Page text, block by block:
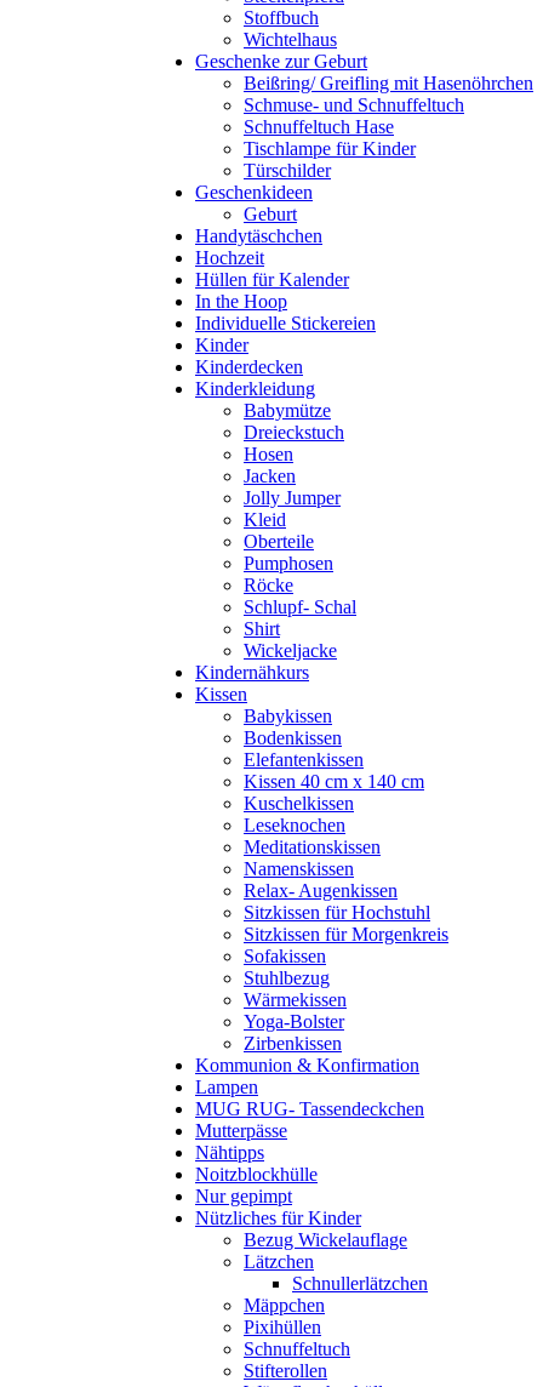
Stoffbuch
Wichtelhaus
Geschenke zur Geburt
Beißring/ Greifling mit Hasenöhrchen
Schmuse- und Schnuffeltuch
Schnuffeltuch Hase
Tischlampe für Kinder
Türschilder
Geschenkideen
Geburt
Handytäschchen
Hochzeit
Hüllen für Kalender
In the Hoop
Individuelle Stickereien
Kinder
Kinderdecken
Kinderkleidung
Babymütze
Dreieckstuch
Hosen
Jacken
Jolly Jumper
Kleid
Oberteile
Pumphosen
Röcke
Schlupf- Schal
Shirt
Wickeljacke
Kindernähkurs
Kissen
Babykissen
Bodenkissen
Elefantenkissen
Kissen 40 cm x 140 cm
Kuschelkissen
Leseknochen
Meditationskissen
Namenskissen
Relax- Augenkissen
Sitzkissen für Hochstuhl
Sitzkissen für Morgenkreis
Sofakissen
Stuhlbezug
Wärmekissen
Yoga-Bolster
Zirbenkissen
Kommunion & Konfirmation
Lampen
MUG RUG- Tassendeckchen
Mutterpässe
Nähtipps
Noitzblockhülle
Nur gepimpt
Nützliches für Kinder
Bezug Wickelauflage
Lätzchen
Schnullerlätzchen
Mäppchen
Pixihüllen
Schnuffeltuch
Stifterollen